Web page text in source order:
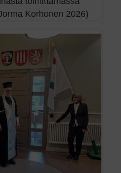
Korhonen 2026)